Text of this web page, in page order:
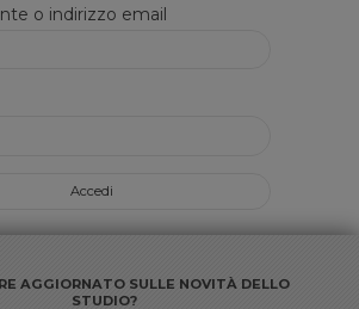
o indirizzo email
AGGIORNATO SULLE NOVITÀ DELLO
STUDIO?